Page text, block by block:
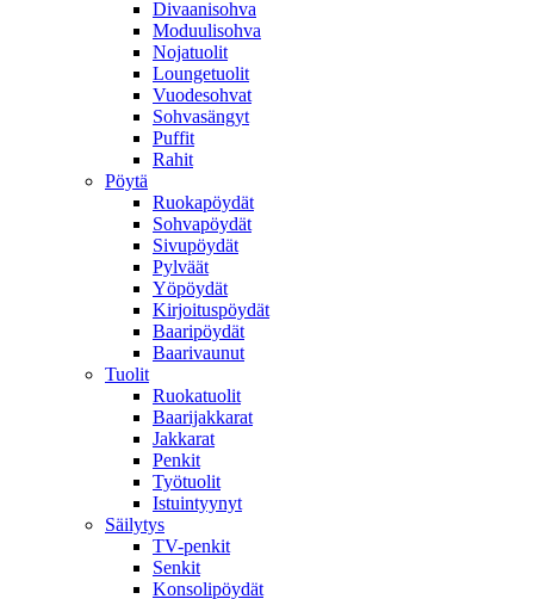
Divaanisohva
Moduulisohva
Nojatuolit
Loungetuolit
Vuodesohvat
Sohvasängyt
Puffit
Rahit
Pöytä
Ruokapöydät
Sohvapöydät
Sivupöydät
Pylväät
Yöpöydät
Kirjoituspöydät
Baaripöydät
Baarivaunut
Tuolit
Ruokatuolit
Baarijakkarat
Jakkarat
Penkit
Työtuolit
Istuintyynyt
Säilytys
TV-penkit
Senkit
Konsolipöydät